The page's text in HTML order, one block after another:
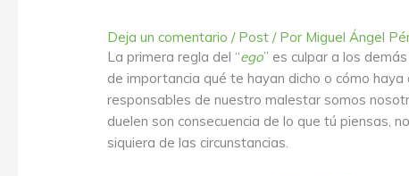
Deja un comentario / Post / Por Miguel Ángel
La primera regla del “ego” es culpar a los
de importancia qué te hayan dicho o cómo
responsables de nuestro malestar somos
duelen son consecuencia de lo que tú piensas,
siquiera de las circunstancias.